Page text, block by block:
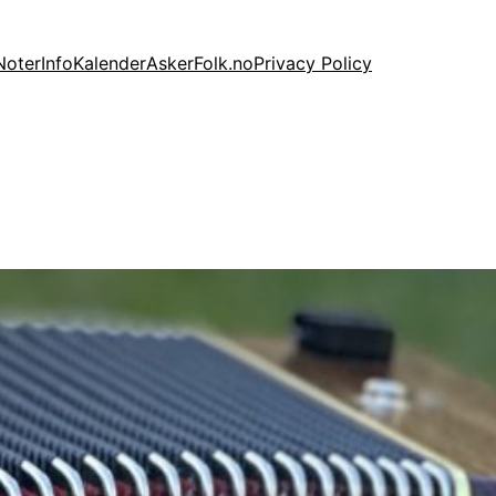
InfoKalenderAskerFolk.noPrivacy Policy